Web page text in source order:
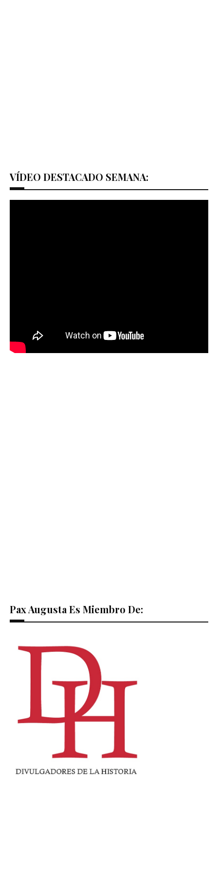
VÍDEO DESTACADO SEMANA:
Pax Augusta Es Miembro De: